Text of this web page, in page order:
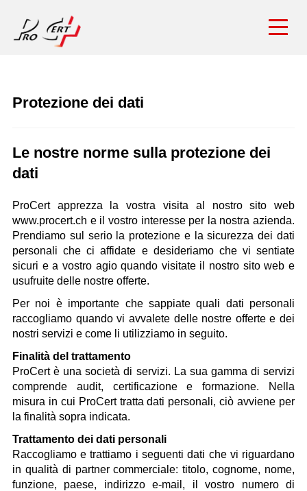
Protezione dei dati
Le nostre norme sulla protezione dei
dati
ProCert apprezza la vostra visita al nostro sito web
www.procert.ch e il vostro interesse per la nostra azienda.
Prendiamo sul serio la protezione e la sicurezza dei dati
personali che ci affidate e desideriamo che vi sentiate
sicuri e a vostro agio quando visitate il nostro sito web e
usufruite delle nostre offerte.
Per noi è importante che sappiate quali dati personali
raccogliamo quando vi avvalete delle nostre offerte e dei
nostri servizi e come li utilizziamo in seguito.
Finalità del trattamento
ProCert è una società di servizi. La sua gamma di servizi
comprende audit, certificazione e formazione. Nella
misura in cui ProCert tratta dati personali, ciò avviene per
la finalità sopra indicata.
Trattamento dei dati personali
Raccogliamo e trattiamo i seguenti dati che vi riguardano
in qualità di partner commerciale: titolo, cognome, nome,
funzione, paese, indirizzo e-mail, il vostro numero di